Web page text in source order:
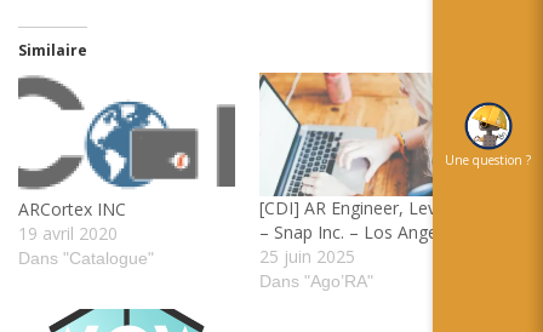
Similaire
ARCortex INC
19 avril 2020
Dans "Catalogue"
[CDI] AR Engineer, Level 4
– Snap Inc. – Los Angeles
25 juin 2025
Dans "Ago’RA"
Une question ?